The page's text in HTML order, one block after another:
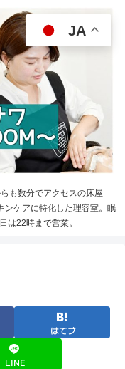
も数分でアクセスの床屋
ンケアに特化した理容室。眠
は22時まで営業。
はてブ
LINE
JA